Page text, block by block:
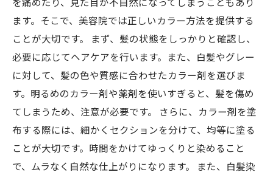
ます。そこで、美容院では正しいカラー方法を提供する
ことが大切です。 まず、髪の状態をしっかりと確認し、
必要に応じてヘアケアを行います。また、白髪やグレー
に対して、髪の色や質感に合わせたカラー剤を選びま
す。明るめのカラー剤や薬剤を使いすぎると、髪を傷め
てしまうため、注意が必要です。 さらに、カラー剤を塗
布する際には、細かくセクションを分けて、均等に塗る
ことが大切です。時間をかけてゆっくりと染めること
で、ムラなく自然な仕上がりになります。 また、白髪染